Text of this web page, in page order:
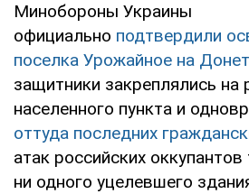
Минобороны Украины
официально подтвердили
поселка Урожайное на
защитники закреплялись на
населенного пункта и
оттуда последних
атак российских
ни одного уцелевшего